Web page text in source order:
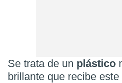
Se trata de un plástico
brillante que recibe